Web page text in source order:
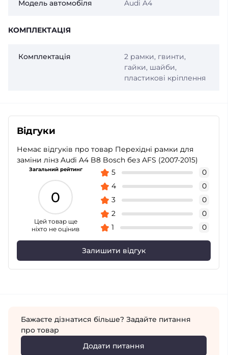
Модель автомобіля Audi A4
КОМПЛЕКТАЦІЯ
Комплектація
2 рамки, гвинти,
гайки, шайби,
пластикові кріплення
Відгуки
Немає відгуків про товар Перехідні рамки для
заміни лінз Audi A4 B8 Bosch без AFS (2007-2015)
Загальний рейтинг
0
Цей товар ще
ніхто не оцінив
5
0
4
0
3
0
2
0
1
0
Залишити відгук
Бажаєте дізнатися більше? Задайте питання
про товар
Додати питання